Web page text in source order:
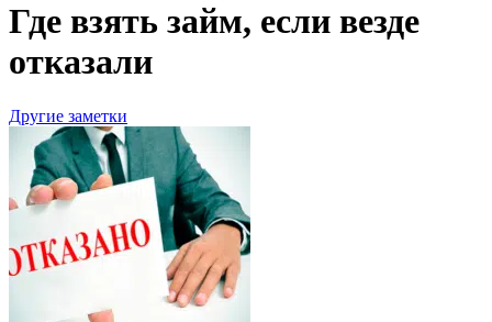
Где взять займ, если везде
отказали
Другие заметки